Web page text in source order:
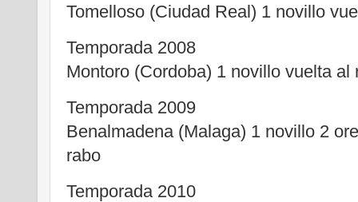
Tomelloso (Ciudad Real) 1 novillo
Temporada 2008
Montoro (Cordoba) 1 novillo vuelta al
Temporada 2009
Benalmadena (Malaga) 1 novillo 2
rabo
Temporada 2010